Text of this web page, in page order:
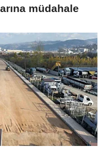
müdahale